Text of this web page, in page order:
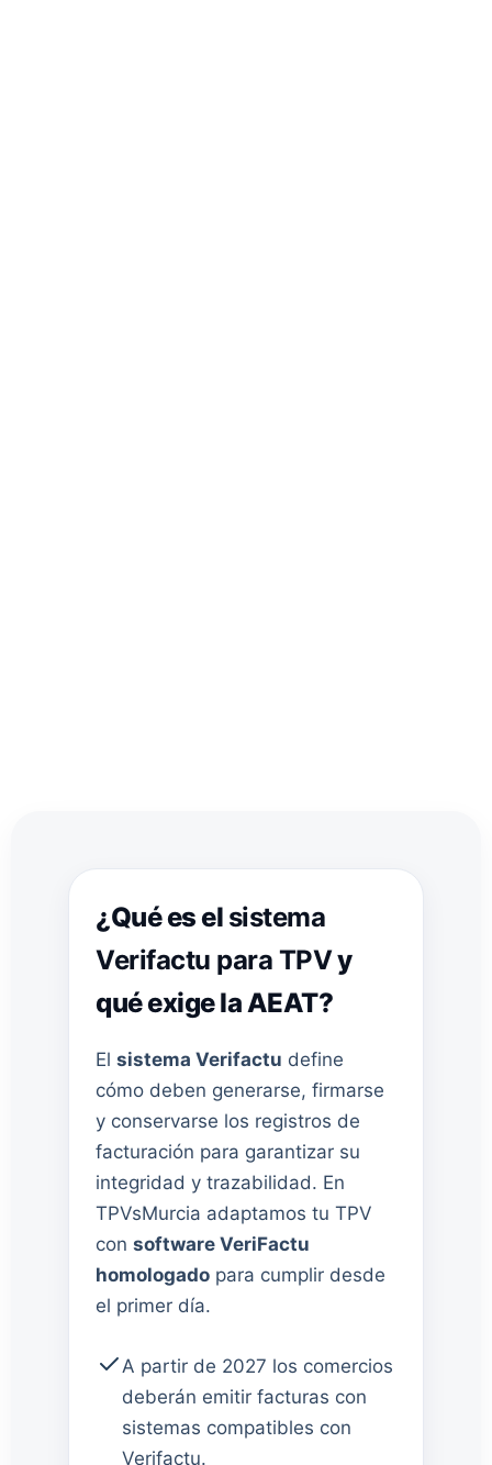
¿Qué es el sistema
Verifactu para TPVy
qué exige la AEAT?
El sistema Verifactu define
cómo deben generarse, firmarse
y conservarse los registros de
facturación para garantizar su
integridad y trazabilidad. En
TPVsMurcia adaptamos tu TPV
con software VeriFactu
homologado para cumplir desde
el primer día.
A partir de 2027 los comercios
deberán emitir facturas con
sistemas compatibles con
Verifactu.